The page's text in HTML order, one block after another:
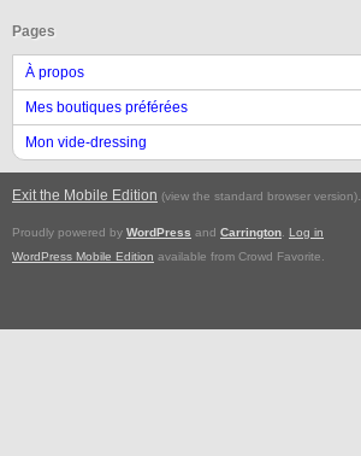
Pages
À propos
Mes boutiques préférées
Mon vide-dressing
Exit the Mobile Edition (view the standard browser version).
Proudly powered by WordPress and Carrington
Log in
WordPress Mobile Edition available from Crowd Favorite.